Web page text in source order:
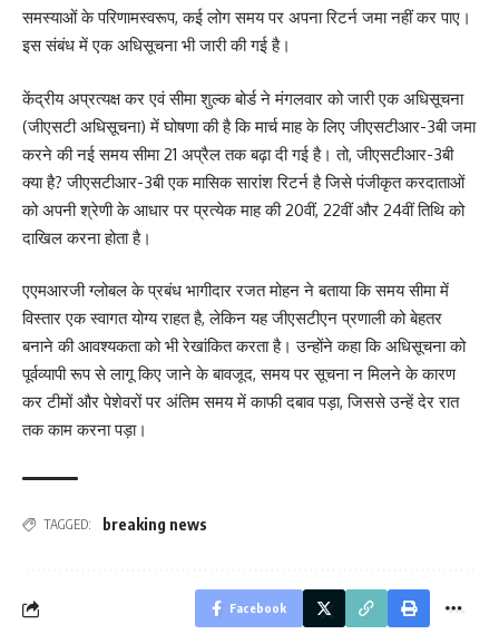
समस्याओं के परिणामस्वरूप, कई लोग समय पर अपना रिटर्न जमा नहीं कर पाए।
इस संबंध में एक अधिसूचना भी जारी की गई है।
केंद्रीय अप्रत्यक्ष कर एवं सीमा शुल्क बोर्ड ने मंगलवार को जारी एक अधिसूचना
(जीएसटी अधिसूचना) में घोषणा की है कि मार्च माह के लिए जीएसटीआर-3बी जमा
करने की नई समय सीमा 21 अप्रैल तक बढ़ा दी गई है। तो, जीएसटीआर-3बी
क्या है? जीएसटीआर-3बी एक मासिक सारांश रिटर्न है जिसे पंजीकृत करदाताओं
को अपनी श्रेणी के आधार पर प्रत्येक माह की 20वीं, 22वीं और 24वीं तिथि को
दाखिल करना होता है।
एएमआरजी ग्लोबल के प्रबंध भागीदार रजत मोहन ने बताया कि समय सीमा में
विस्तार एक स्वागत योग्य राहत है, लेकिन यह जीएसटीएन प्रणाली को बेहतर
बनाने की आवश्यकता को भी रेखांकित करता है। उन्होंने कहा कि अधिसूचना को
पूर्वव्यापी रूप से लागू किए जाने के बावजूद, समय पर सूचना न मिलने के कारण
कर टीमों और पेशेवरों पर अंतिम समय में काफी दबाव पड़ा, जिससे उन्हें देर रात
तक काम करना पड़ा।
TAGGED: breaking news
Facebook